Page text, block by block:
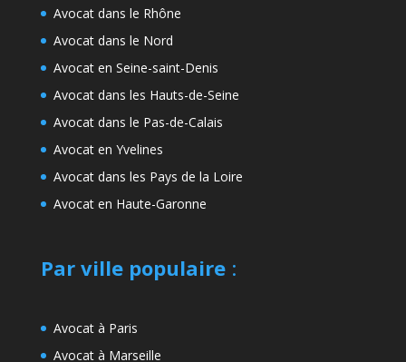
Avocat dans le Rhône
Avocat dans le Nord
Avocat en Seine-saint-Denis
Avocat dans les Hauts-de-Seine
Avocat dans le Pas-de-Calais
Avocat en Yvelines
Avocat dans les Pays de la Loire
Avocat en Haute-Garonne
Par ville populaire:
Avocat à Paris
Avocat à Marseille